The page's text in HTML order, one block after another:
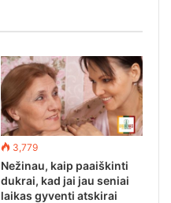
3,779
Nežinau, kaip paaiškinti
dukrai, kad jai jau seniai
laikas gyventi atskirai